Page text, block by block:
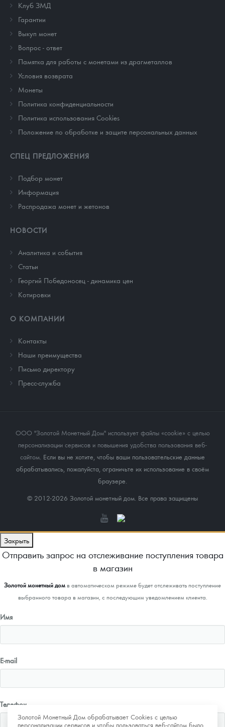
Клуб ЗМД
Гарантии
Выкуп монет
Вопрос - ответ
Памятка для работы с монетами из драгметаллов
Условия возврата
Монеты
Политика конфиденциальности
Политика использования Cookies
Положение по обработке и защите персональных данных
СПЕЦ ПРЕДЛОЖЕНИЯ
Подбор монет
Информация
Распродажа монет и жетонов
НОВОСТИ
Аналитика и события
Cтатьи
Георгий Победоносец - динамика цен
Котировки
О КОМПАНИИ
Контакты
Наши преимущества
Письмо директору
Пресс-служба
ООО "Золотой Монетный Дом" использует файлы «cookie» с целью
персонализации сервисов и повышения удобства пользования веб-
сайтом. Если вы не хотите, чтобы ваши пользовательские данные
обрабатывались, пожалуйста, ограничьте их использование в своём
браузере.
© 2012-2026 Золотой монетный дом. Все права защищены
Золотой Монетный Дом обрабатывает Cookies с целью
персонализации сервисов и чтобы пользоваться веб-сайтом было
Закрыть
Отправить запрос на отслеживание поступления товара
в магазин
Золотой монетный домв автоматическом режиме будет отслеживать поступление
выбранного товара в магазин, с последующим уведомлением клиента.
Имя
E-mail
Телефон